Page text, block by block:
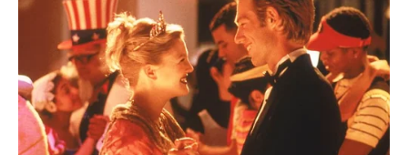
manzanilla ayudan a reducir la hinchazón
y el dolor asociados con condiciones
como la artritis, el dolor muscular, y los
dolores articulares.
Promueve la Salud de la Piel
Las hojas secas de manzanilla pueden
usarse para tratar irritaciones de la piel